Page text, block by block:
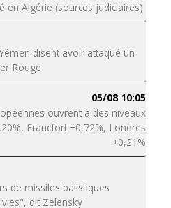
en Algérie (sources judiciaires)
disent avoir attaqué un
Rouge
05/08 10:05
ouvrent à des niveaux
Francfort +0,72%, Londres
+0,21%
de missiles balistiques
dit Zelensky